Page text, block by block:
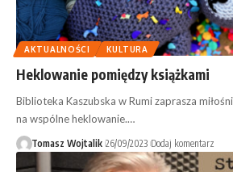
AKTUALNOŚCI KULTURA
Heklowanie pomiędzy książkami
Biblioteka Kaszubska w Rumi zaprasza
na wspólne heklowanie.…
Tomasz Wojtalik 26/09/2023 Dodaj komentarz